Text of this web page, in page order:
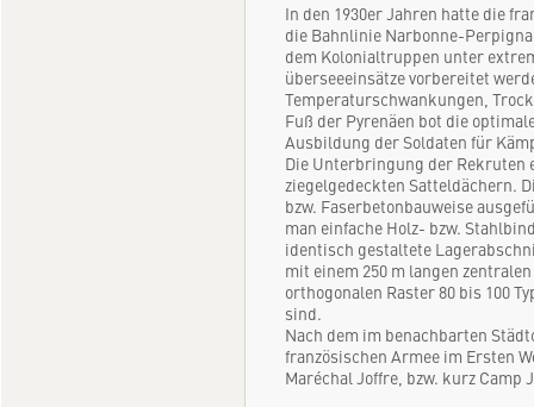
In den 1930er Jahren hatte die
die Bahnlinie Narbonne-
dem Kolonialtruppen unter
überseeeinsätze vorbereitet
Temperaturschwankungen,
Fuß der Pyrenäen bot die
Ausbildung der Soldaten für
Die Unterbringung der Rekruten
ziegelgedeckten Satteldächern.
bzw. Faserbetonbauweise
man einfache Holz- bzw.
identisch gestaltete
mit einem 250 m langen
orthogonalen Raster 80 bis 100
sind.
Nach dem im benachbarten
französischen Armee im Ersten
Maréchal Joffre, bzw. kurz Camp